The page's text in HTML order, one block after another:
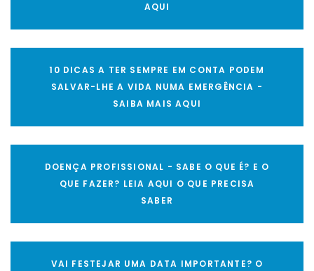
AQUI
10 DICAS A TER SEMPRE EM CONTA PODEM
SALVAR-LHE A VIDA NUMA EMERGÊNCIA -
SAIBA MAIS AQUI
DOENÇA PROFISSIONAL - SABE O QUE É? E O
QUE FAZER? LEIA AQUI O QUE PRECISA
SABER
VAI FESTEJAR UMA DATA IMPORTANTE? O